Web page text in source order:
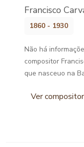
Francisco
1860 - 1930
Não há
compositor
que nasceuo na
Ver compositor